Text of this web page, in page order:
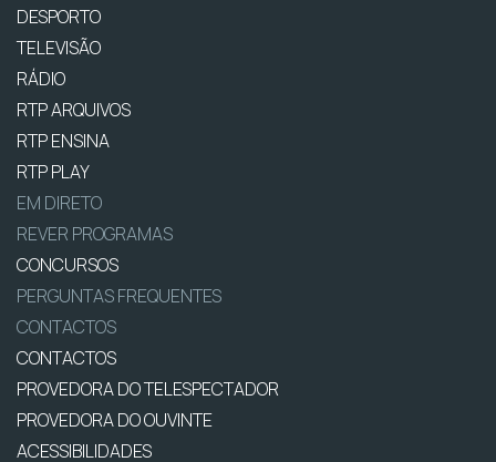
DESPORTO
TELEVISÃO
RÁDIO
RTP ARQUIVOS
RTP ENSINA
RTP PLAY
EM DIRETO
REVER PROGRAMAS
CONCURSOS
PERGUNTAS FREQUENTES
CONTACTOS
CONTACTOS
PROVEDORA DO TELESPECTADOR
PROVEDORA DO OUVINTE
ACESSIBILIDADES